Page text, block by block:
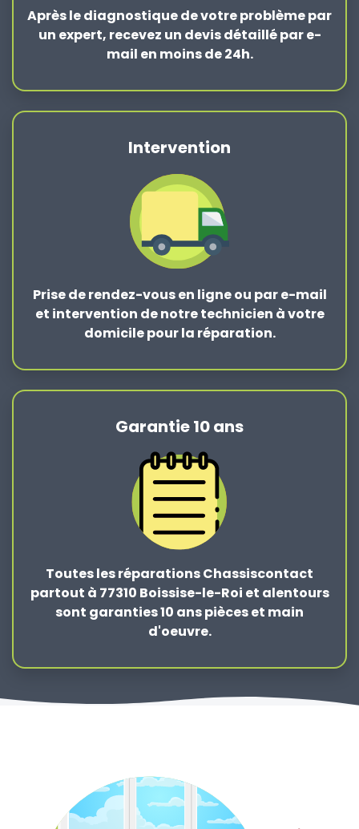
Après lediagnostique de votre problèmepar
un expert, recevez un devis détaillé par e-
mail en moins de 24h.
Intervention
Prise de rendez-vous en ligne ou par e-mail
et intervention de notre technicien à votre
domicile pour la réparation.
Garantie 10 ans
Toutes les réparations Chassiscontact
partout à 77310 Boissise-le-Roi et alentours
sont garanties 10 ans pièces et main
d'oeuvre.